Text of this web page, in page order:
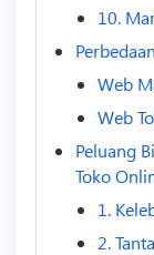
10.
Web
Web
Peluang
Toko
1.
2.